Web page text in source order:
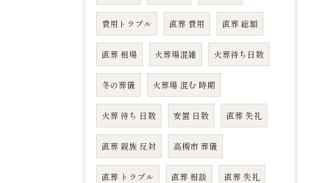
費用トラブル 直葬 費用 直葬 総額
直葬 相場 火葬場混雑 火葬待ち日数
冬の葬儀 火葬場 混む 時期
火葬 待ち 日数 安置 日数 直葬 失礼
直葬 親族 反対 高槻市 葬儀
直葬 トラブル 直葬 相談 直葬 失礼